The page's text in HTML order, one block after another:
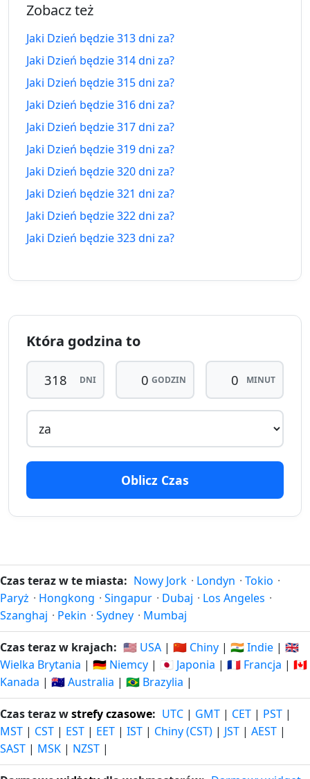
temu
311 dni
temu
2.10.2025
311
dni za
312 dni
temu
1.10.2025
312
dni za
temu
30.09.2025
dni za
314 dni
temu
29.09.2025
314
dni za
315 dni
28.09.2025
315
316 dni
316
temu
26.09.2025
318 dni
temu
318
za
319 dni
24.09.2025 24.06.2027
temu
320
dni za
322 dni
temu
21.09.2025
322
dni za
27.06.2027
323 dni
temu
20.09.2025
323
dni za
28.06.2027
324 dni
temu
19.09.2025
324
dni za
325 dni
temu
18.09.2025
325
dni za
30.06.2027
326 dni
326
Zobacz też
Jaki Dzień będzie 313 dni za?
Jaki Dzień będzie 314 dni za?
Jaki Dzień będzie 315 dni za?
Jaki Dzień będzie 316 dni za?
Jaki Dzień będzie 317 dni za?
Jaki Dzień będzie 319 dni za?
Jaki Dzień będzie 320 dni za?
Jaki Dzień będzie 321 dni za?
Jaki Dzień będzie 322 dni za?
Jaki Dzień będzie 323 dni za?
Która godzina to
DNI GODZIN MINUT
Oblicz Czas
Czas teraz w te miasta: Nowy Jork · Londyn · Tokio ·
Paryż · Hongkong · Singapur · Dubaj · Los Angeles ·
Szanghaj · Pekin · Sydney · Mumbaj
Czas teraz w krajach: 🇺🇸 USA | 🇨🇳 Chiny | 🇮🇳 Indie | 🇬🇧
Wielka Brytania | 🇩🇪 Niemcy | 🇯🇵 Japonia | 🇫🇷 Francja | 🇨🇦
Kanada | 🇦🇺 Australia | 🇧🇷 Brazylia |
Czas teraz wstrefy czasowe: UTC | GMT | CET | PST |
MST | CST | EST | EET | IST | Chiny (CST) | JST | AEST |
SAST | MSK | NZST |